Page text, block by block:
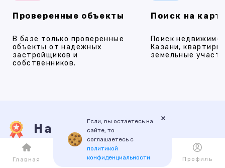
Проверенные объекты
В базе только проверенные
объекты от надежных
застройщиков и
собственников.
Поиск на
Поиск
Казани,
земельные
Наши услуги
ПРОДАЖА НОВОСТРОЙКИ ИПОТЕКА
Если, вы остаетесь на
сайте, то
соглашаетесь с
политикой
конфиденциальности
×
Главная Каталог Избранное Профиль